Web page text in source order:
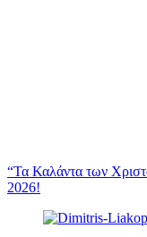
“Τα Καλάντα των
2026!